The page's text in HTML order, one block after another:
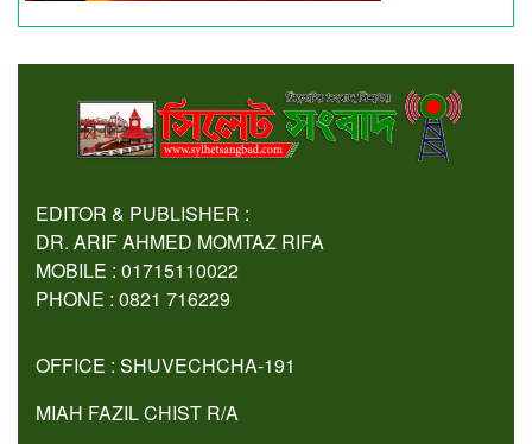
EDITOR & PUBLISHER :
DR. ARIF AHMED MOMTAZ RIFA
MOBILE : 01715110022
PHONE : 0821 716229
OFFICE : SHUVECHCHA-191
MIAH FAZIL CHIST R/A